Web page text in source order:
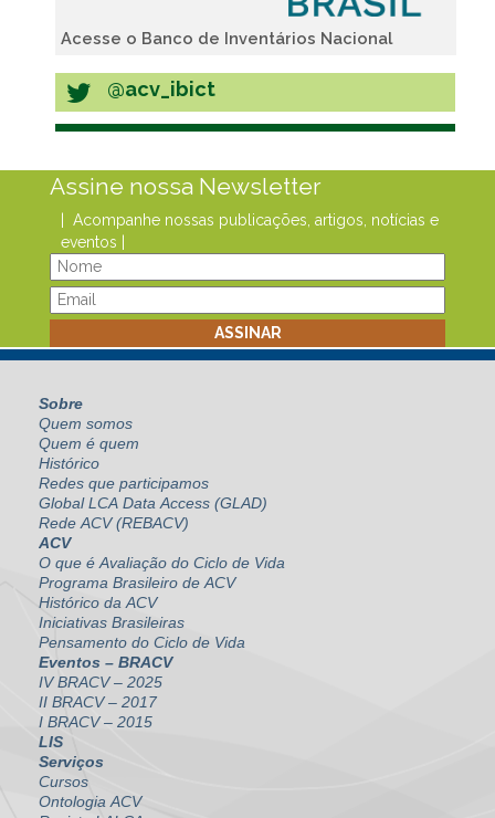
Acesse o Banco de Inventários Nacional
@acv_ibict
Assine nossa Newsletter
| Acompanhe nossas publicações, artigos, notícias e
eventos |
Sobre
Quem somos
Quem é quem
Histórico
Redes que participamos
Global LCA Data Access (GLAD)
Rede ACV (REBACV)
ACV
O que é Avaliação do Ciclo de Vida
Programa Brasileiro de ACV
Histórico da ACV
Iniciativas Brasileiras
Pensamento do Ciclo de Vida
Eventos – BRACV
IV BRACV – 2025
II BRACV – 2017
I BRACV – 2015
LIS
Serviços
Cursos
Ontologia ACV